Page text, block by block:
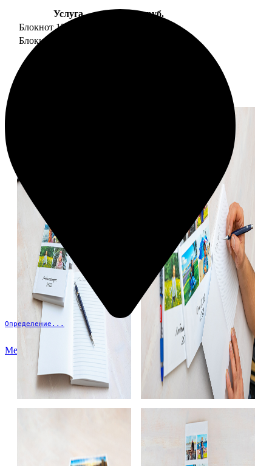
Определение...
Меню
Услуга
Цена, руб.
Блокнот 15х20 клетка
Блокнот 15х20 линейка